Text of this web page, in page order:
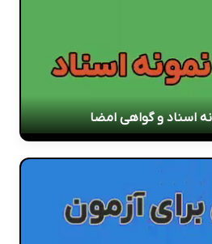
اسناد و گواهی امضا